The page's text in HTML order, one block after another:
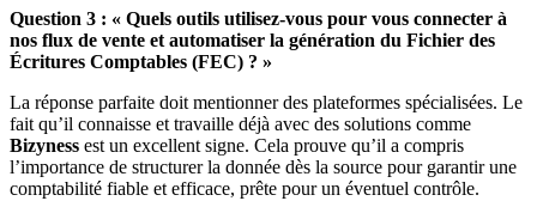
Question 3 : « Quels outils utilisez-vous pour vous connecter à
nos flux de vente et automatiser la génération du Fichier des
Écritures Comptables (FEC) ? »
La réponse parfaite doit mentionner des plateformes spécialisées. Le
fait qu’il connaisse et travaille déjà avec des solutions comme
Bizyness est un excellent signe. Cela prouve qu’il a compris
l’importance de structurer la donnée dès la source pour garantir une
comptabilité fiable et efficace, prête pour un éventuel contrôle.